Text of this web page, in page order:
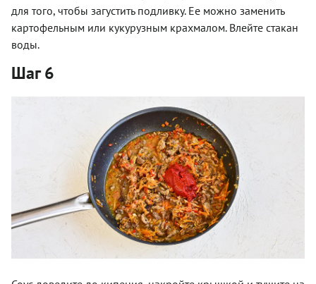
для того, чтобы загустить подливку. Ее можно заменить
картофельным или кукурузным крахмалом. Влейте стакан
воды.
Шаг 6